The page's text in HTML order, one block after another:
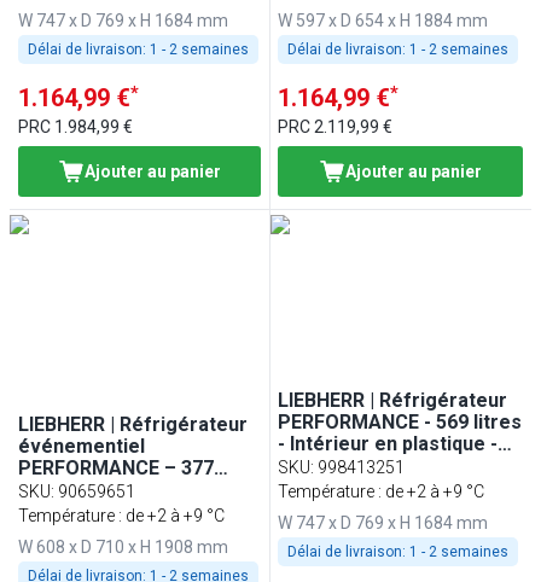
W 747 x D 769 x H 1684 mm
Délai de livraison: 1 - 2 semaines
1.164,99 €*
PRC 1.984,99 €
Ajouter au panier
W 597 x D 654 x H 1884 mm
Délai de livraison: 1 - 2 semaines
1.164,99 €*
PRC2.119,99 €
Ajouter au panier
LIEBHERR | Réfrigérateur
événementiel
PERFORMANCE – 377
litres – intérieur en
plastique – avec arceau
porte – blanc
SKU: 90659651
Température : de +2 à +9 °C
W 608 x D 710 x H 1908 mm
Délai de livraison: 1 - 2 semaines
LIEBHERR | Réfrigérateur
PERFORMANCE - 569 litres
- Intérieur en plastique -
Avec 1 porte en verre -
Blanc
SKU: 998413251
Température : de +2 à +9 °C
W 747 x D 769 x H 1684 mm
Délai de livraison: 1 - 2 semaines